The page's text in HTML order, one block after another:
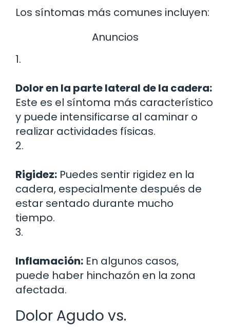
Los síntomas más comunes incluyen:
Anuncios
1.
Dolor en la parte lateral de la cadera:
Este es el síntoma más característico
y puede intensificarse al caminar o
realizar actividades físicas.
2.
Rigidez: Puedes sentir rigidez en la
cadera, especialmente después de
estar sentado durante mucho
tiempo.
3.
Inflamación: En algunos casos,
puede haber hinchazón en la zona
afectada.
Dolor Agudo vs.